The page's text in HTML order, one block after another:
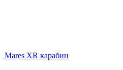
Mares XR карабин